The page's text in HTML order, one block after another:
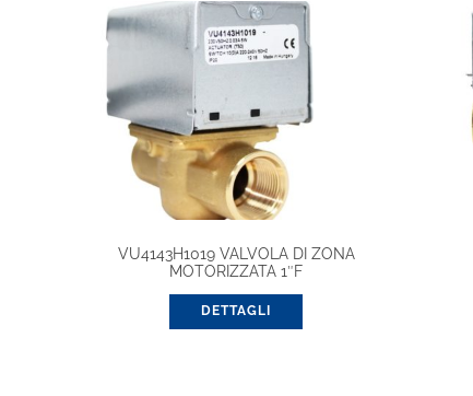
VU4143H1019 VALVOLA DI ZONA
MOTORIZZATA 1″F
DETTAGLI